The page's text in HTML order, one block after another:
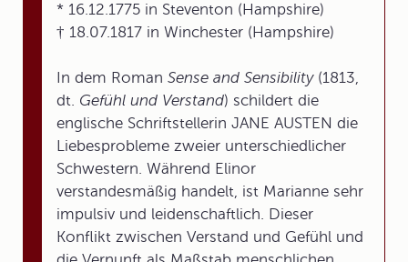
* 16.12.1775 in Steventon (Hampshire)
† 18.07.1817 in Winchester (Hampshire)
In dem Roman Sense and Sensibility(1813,
dt. Gefühl und Verstand) schildert die
englische Schriftstellerin JANE AUSTEN die
Liebesprobleme zweier unterschiedlicher
Schwestern. Während Elinor
verstandesmäßig handelt, ist Marianne sehr
impulsiv und leidenschaftlich. Dieser
Konflikt zwischen Verstand und Gefühl und